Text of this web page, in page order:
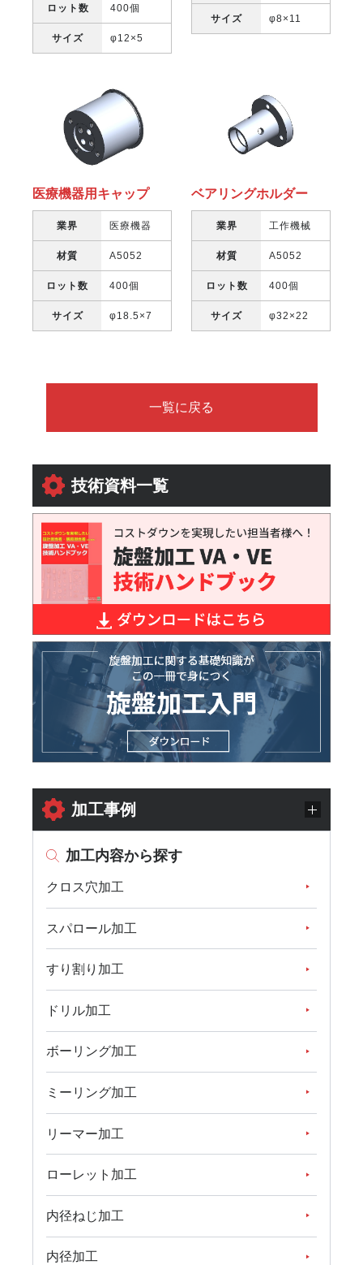
技術資料一覧
加工事例
加工内容から探す
クロス穴加工
スパロール加工
すり割り加工
ドリル加工
ボーリング加工
ミーリング加工
リーマー加工
ローレット加工
内径ねじ加工
内径加工
ロット数 400個
サイズ φ12×5
サイズ φ8×11
医療機器用キャップ
業界 医療機器
材質 A5052
ロット数 400個
サイズ φ18.5×7
ベアリングホルダー
業界 工作機械
材質 A5052
ロット数 400個
サイズ φ32×22
一覧に戻る